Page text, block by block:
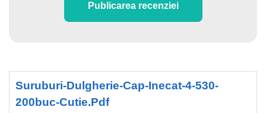
Publicarea recenziei
Suruburi-Dulgherie-Cap-Inecat-4-530-
200buc-Cutie.pdf